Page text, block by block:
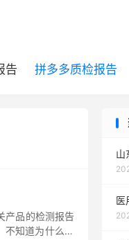
告 拼多多质检报告
产品的检测报告
知道为什么需
山
医